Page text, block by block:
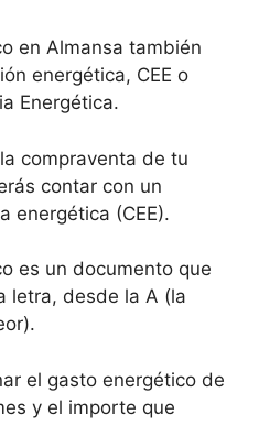
en Almansa también
energética, CEE o
Energética.
compraventa de tu
contar con un
energética (CEE).
es un documento que
letra, desde la A (la
el gasto energético de
y el importe que